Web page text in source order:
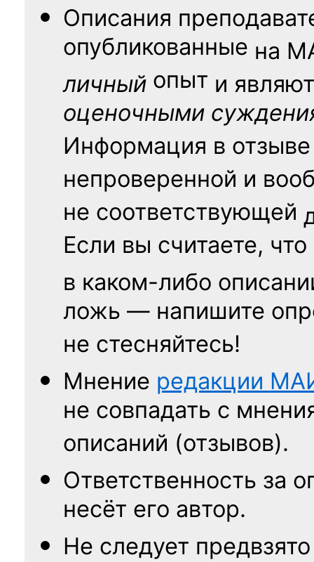
Описания
опубликованные на
личный опыт и
оценочными
Информация в
непроверенной и
не соответствующей
Если вы считаете, что
в каком-либо
ложь — напишите
не стесняйтесь!
Мнение редакции
не совпадать с
описаний (отзывов).
Ответственность за
несёт его автор.
Не следует